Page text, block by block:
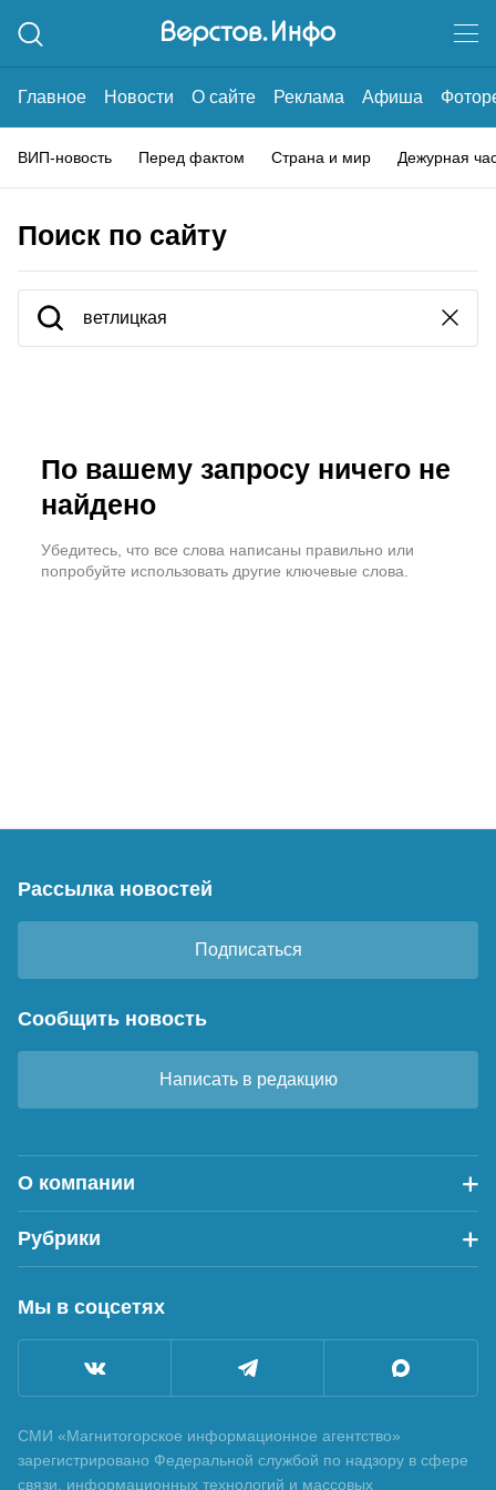
Главное Новости О сайте Реклама Афиша
ВИП-новость Перед фактом Страна и мир Дежурная
Поиск по сайту
По вашему запросу ничего не
найдено
Убедитесь, что все слова написаны правильно или
попробуйте использовать другие ключевые слова.
Рассылка новостей
Подписаться
Сообщить новость
Написать в редакцию
О компании
Рубрики
Мы в соцсетях
СМИ «Магнитогорское информационное агентство»
зарегистрировано Федеральной службой по надзору в сфере
связи, информационных технологий и массовых